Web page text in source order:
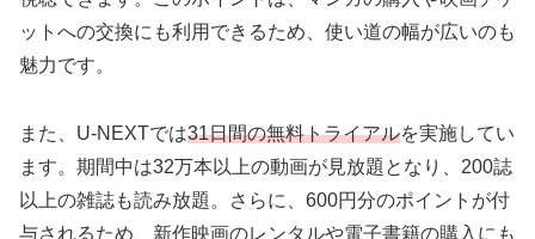
ットへの交換にも利用できるため、使い道の幅が広いのも
魅力です。
また、U-NEXTでは31日間の無料トライアルを実施してい
ます。期間中は32万本以上の動画が見放題となり、200誌
以上の雑誌も読み放題。さらに、600円分のポイントが付
与されるため、新作映画のレンタルや電子書籍の購入にも